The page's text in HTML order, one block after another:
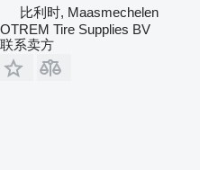
比利时, Maasmechelen
OTREM Tire Supplies BV
联系卖方